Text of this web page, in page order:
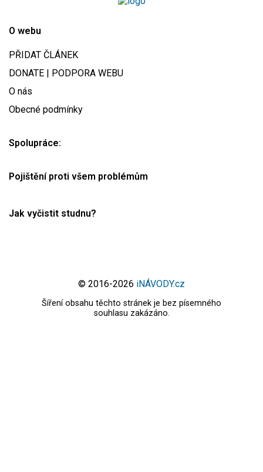
O webu
PŘIDAT ČLÁNEK
DONATE | PODPORA WEBU
O nás
Obecné podmínky
Spolupráce:
Pojištění proti všem problémům
Jak vyčistit studnu?
© 2016-2026 iNÁVODY.cz
Šíření obsahu těchto stránek je bez písemného
souhlasu zakázáno.